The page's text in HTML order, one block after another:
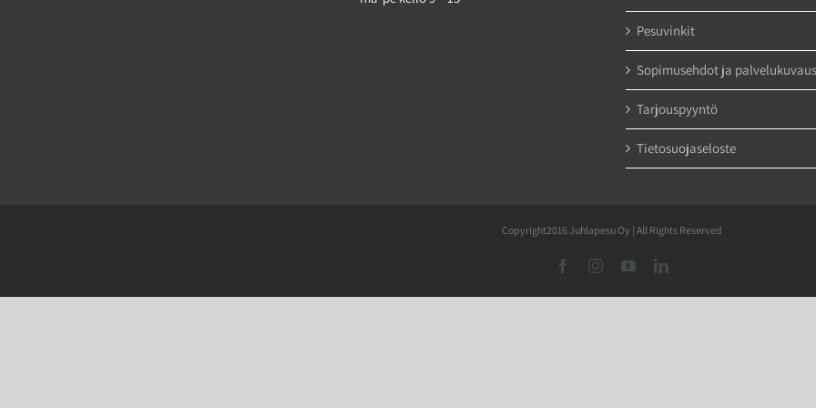
Pesuvinkit
Sopimusehdot ja palvelukuvaus
Tarjouspyyntö
Tietosuojaseloste
Copyright2016 Juhlapesu Oy | All Rights Reserved
FacebookInstagramYouTubeLinkedIn